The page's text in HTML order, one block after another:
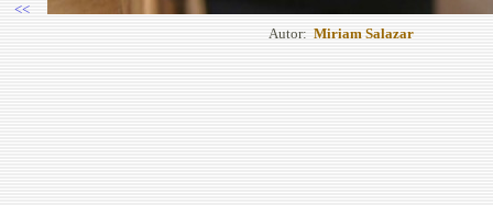
<<
Autor: Miriam Salazar